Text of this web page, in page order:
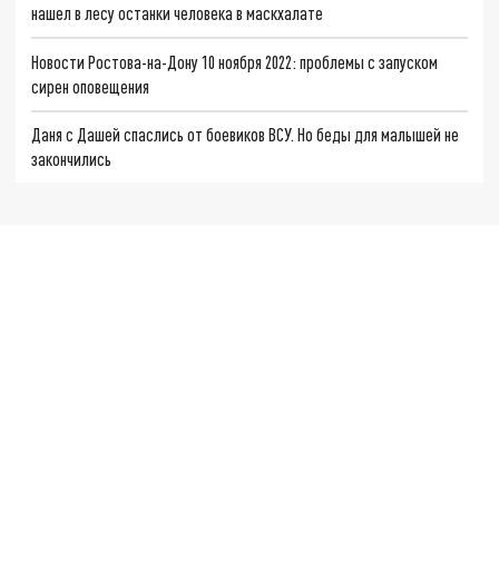
нашел в лесу останки человека в маскхалате
Новости Ростова-на-Дону 10 ноября 2022: проблемы с запуском
сирен оповещения
Даня с Дашей спаслись от боевиков ВСУ. Но беды для малышей не
закончились